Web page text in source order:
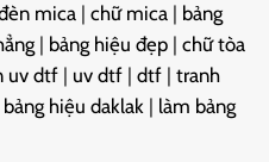
mica | chữ mica | bảng
| bảng hiệu đẹp | chữ tòa
uv dtf | uv dtf | dtf | tranh
hiệu daklak | làm bảng